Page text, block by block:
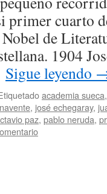
primer cuarto
de
1904
Sigue leyendo
academia sueca
, josé echegaray,
paz, pablo neruda,